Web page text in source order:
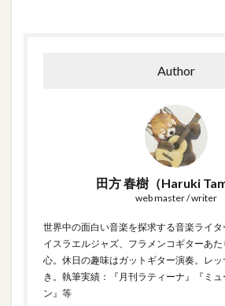
Author
田方 春樹（Haruki
web master / writer
世界中の面白い音楽を探求する音楽ライタ
イスラエルジャズ、フラメンコギターあ
心。休日の趣味はガットギター演奏。レ
き。執筆実績：『月刊ラティーナ』『ミ
ン』等